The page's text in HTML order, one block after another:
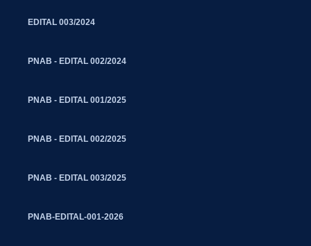
EDITAL 003/2024
PNAB - EDITAL 002/2024
PNAB - EDITAL 001/2025
PNAB - EDITAL 002/2025
PNAB - EDITAL 003/2025
PNAB-EDITAL-001-2026